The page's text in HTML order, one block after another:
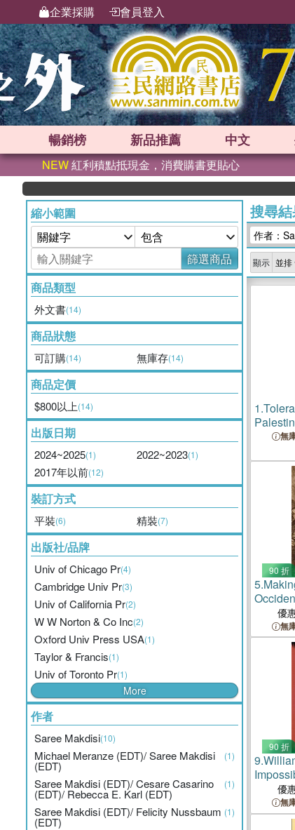
企業採購 會員登入
暢銷榜 新品推薦 中文
NEW紅利積點抵現金，消費購書更貼心
縮小範圍
篩選商品
商品類型
外文書(14)
商品狀態
可訂購(14) 無庫存(14)
商品定價
$800以上(14)
出版日期
2024~2025(1) 2022~2023(1)
2017年以前(12)
裝訂方式
平裝(6) 精裝(7)
出版社/品牌
Univ of Chicago Pr(4)
Cambridge Univ Pr(3)
Univ of California Pr(2)
W W Norton & Co Inc(2)
Oxford Univ Press USA(1)
Taylor & Francis(1)
Univ of Toronto Pr(1)
More
作者
Saree Makdisi(10)
Michael Meranze (EDT)/ Saree Makdisi
(EDT)
(1)
Saree Makdisi (EDT)/ Cesare Casarino
(EDT)/ Rebecca E. Karl (EDT)
(1)
Saree Makdisi (EDT)/ Felicity Nussbaum
(EDT)
(1)
搜尋
作者：
顯示
1.
Denial
無
90 折
5.
優
無
90 折
9.
1790s
優
無